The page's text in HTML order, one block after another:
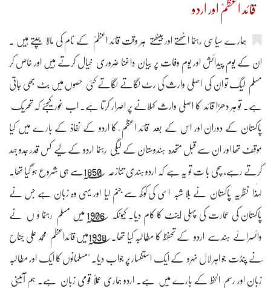
قائد اعظمؒ اور اردو
ہمارے سیاسی رہنما اٹھتے اور بیٹھتے ہر وقت قائد اعظمؒ کے نام کی مالا جپتے ہیں ۔
ان کے یوم پیدائش اور یوم وفات پر بیان داغنا ضروری خیال کرتے ہیں اور خاص کر
مسلم لیگ تو ان کی اصلی وارث کی رٹ لگاتے لگاتے کئی حصوں میں بٹ بھی جاتی
ہے۔ تو ہر دھڑا قائد کا اصلی وارث کہلانے پر اصرار کرتا ہے۔ اب غور کیجئے کہ تحریک
پاکستان کے دوران اور اس کے بعد قائد اعظم ؒ کا اردو کے نفاذ کے بارے میں کیا
موقف تھا اور ان سے قبل متحدہ ہندوستان کے لیگی رہنما اردو کے لیے کس قدر جدو جہد
کرتے رہے، سچی با ت تو یہ ہے کہ اردو ہندی تنازعہ 1850؁سے ہی شروع ہو گیا تھا۔
لہٰذا نظریہ پاکستان نے بلا شبہ اسی کی کوکھ سے جنم لیا اور یہی وہ زبان ہے جس نے
پاکستان کی عمارت کی پہلی اینٹ کا کام دیا۔ کیونکہ 1906؁ میں مسلم رہنما ؤ ں نے
وائسرائے ہندسے اردو کے تحفظ کا مطالبہ کیا تھا۔1938؁میں قائداعظم محمد علی جناح
ؒنے پنڈت جو اہر لال نہرو کے ایک استفسار پر جواب دیا۔ "مسلمانوں کا ایک اور مطالبہ
زبان اور رسم الخط کے بارے میں ہے۔ اردو ہماری عملاً قومی زبان ہے۔ ہم آئینی